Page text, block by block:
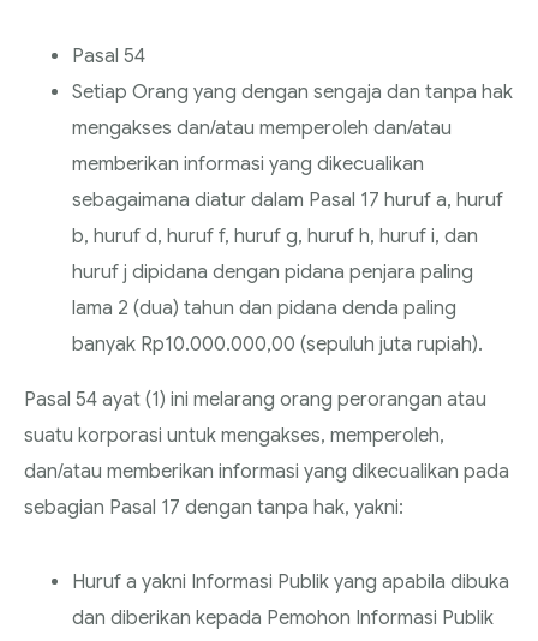
Pasal 54
Setiap Orang yang dengan sengaja dan tanpa hak
mengakses dan/atau memperoleh dan/atau
memberikan informasi yang dikecualikan
sebagaimana diatur dalam Pasal 17 huruf a, huruf
b, huruf d, huruf f, huruf g, huruf h, huruf i, dan
huruf j dipidana dengan pidana penjara paling
lama 2 (dua) tahun dan pidana denda paling
banyak Rp10.000.000,00 (sepuluh juta rupiah).
Pasal 54 ayat (1) ini melarang orang perorangan atau
suatu korporasi untuk mengakses, memperoleh,
dan/atau memberikan informasi yang dikecualikan pada
sebagian Pasal 17 dengan tanpa hak, yakni:
Huruf a yakni Informasi Publik yang apabila dibuka
dan diberikan kepada Pemohon Informasi Publik